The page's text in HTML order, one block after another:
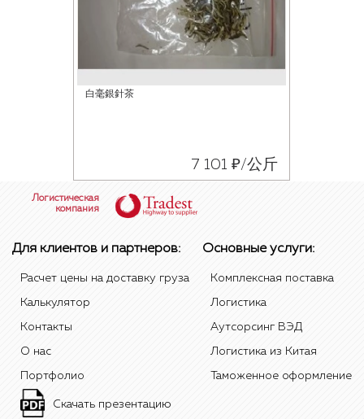
白毫銀針茶
7 101 ₽/公斤
Логистическая
компания
Для клиентов и партнеров:
Расчет цены на доставку груза
Калькулятор
Контакты
О нас
Портфолио
Скачать презентацию
Основные услуги:
Комплексная поставка
Логистика
Аутсорсинг ВЭД
Логистика из Китая
Таможенное оформление